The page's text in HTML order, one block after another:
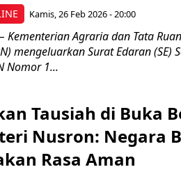
Kamis, 26 Feb 2026 - 20:00
Kementerian Agraria dan Tata
mengeluarkan Surat Edaran (SE)
Nomor 1...
Tausiah di Buka
Nusron: Negara
Rasa Aman